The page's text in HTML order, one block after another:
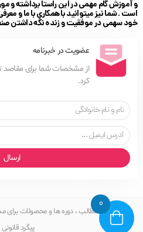
و آموزش گام مهمی در این راستا برداشته و
است . شما نیز میتوانید با همکاری با ما و
خود سهمی در موفقیت و زنده نگه داشتن
عضویت در خبرنامه
از مشخصات شما برای مقاصد
کرد.
ارسال
تمامی حقوق مطالب ، دوره ها و محصولات
پیگرد قانونی
0